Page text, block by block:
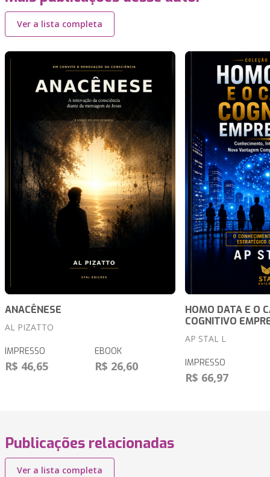
Ver a lista completa
ANACÊNESE
AL PIZATTO
IMPRESSO
R$ 46,65
EBOOK
R$ 26,60
HOMO DATA E O
COGNITIVO
AP STAL L
IMPRESSO
R$ 66,97
Publicações relacionadas
Ver a lista completa